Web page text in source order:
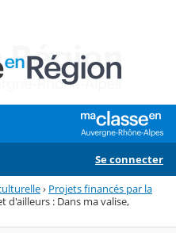
Se connecter
› Projets financés par la
d'ailleurs : Dans ma valise,